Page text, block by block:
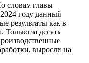
словам главы
году данный
результаты как в
Только за десять
выросли на